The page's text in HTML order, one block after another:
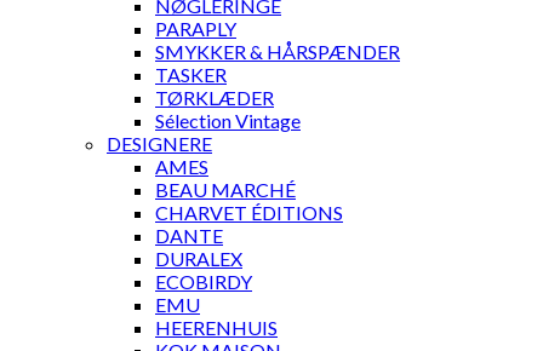
NØGLERINGE
PARAPLY
SMYKKER & HÅRSPÆNDER
TASKER
TØRKLÆDER
Sélection Vintage
DESIGNERE
AMES
BEAU MARCHÉ
CHARVET ÉDITIONS
DANTE
DURALEX
ECOBIRDY
EMU
HEERENHUIS